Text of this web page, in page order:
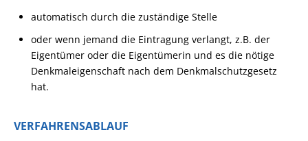
automatisch durch die zuständige Stelle
oder wenn jemand die Eintragung verlangt, z.B. der
Eigentümer oder die Eigentümerin und es die nötige
Denkmaleigenschaft nach dem Denkmalschutzgesetz
hat.
VERFAHRENSABLAUF